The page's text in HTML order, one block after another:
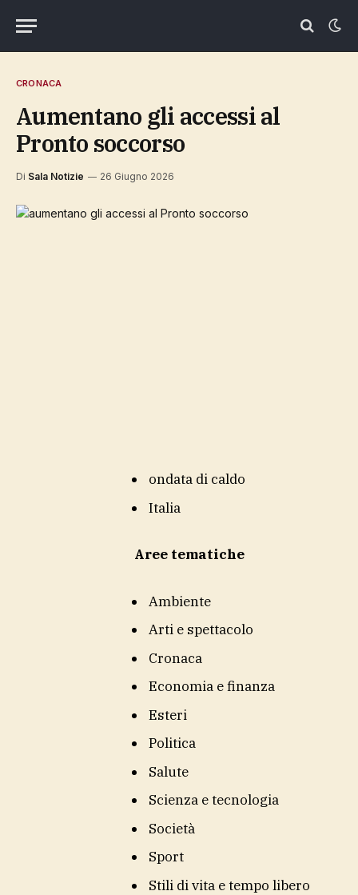
CRONACA
aumentano gli accessi al
Pronto soccorso
Di Sala Notizie 26 Giugno 2026
ondata di caldo
Italia
Aree tematiche
Ambiente
Arti e spettacolo
Cronaca
Economia e finanza
Esteri
Politica
Salute
Scienza e tecnologia
Società
Sport
Stili di vita e tempo libero